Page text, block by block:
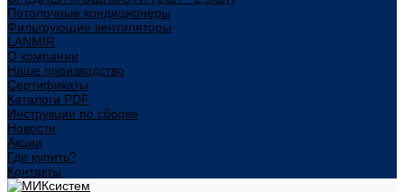
Потолочные кондиционеры
Фильтрующие вентиляторы
LANMIR
О компании
Наше производство
Сертификаты
Каталоги PDF
Инструкции по сборке
Новости
Акции
Где купить?
Контакты